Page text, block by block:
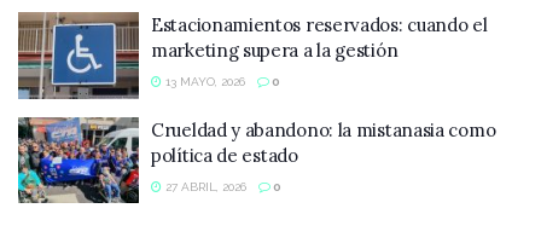
Estacionamientos reservados: cuando el
marketing supera a la gestión
13 MAYO, 2026 0
Crueldad y abandono: la mistanasia como
política de estado
27 ABRIL, 2026 0